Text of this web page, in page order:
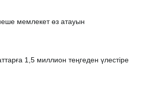
мемлекет өз атауын
1,5 миллион теңгеден үлестіре